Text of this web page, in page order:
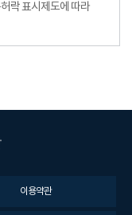
락 표시제도에 따라
이용약관